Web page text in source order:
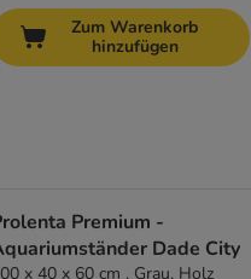
Zum Warenkorb
hinzufügen
Premium -
Dade City
x 40 x 60 cm , Grau, Holz